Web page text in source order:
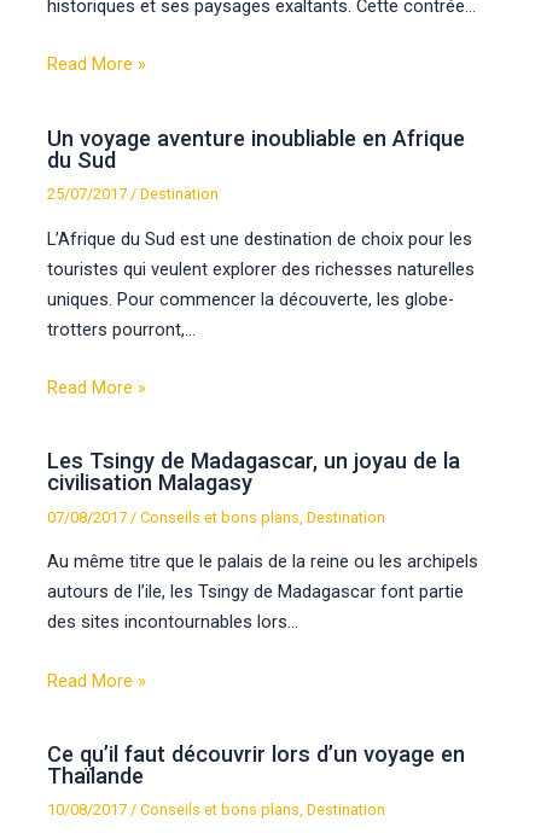
historiques et ses paysages exaltants. Cette contrée…
Read More »
Un voyage aventure inoubliable en Afrique
du Sud
25/07/2017 /Destination
L’Afrique du Sud est une destination de choix pour les
touristes qui veulent explorer des richesses naturelles
uniques. Pour commencer la découverte, les globe-
trotters pourront,…
Read More »
Les Tsingy de Madagascar, un joyau de la
civilisation Malagasy
07/08/2017 /Conseils et bons plans ,Destination
Au même titre que le palais de la reine ou les archipels
autours de l’ile, les Tsingy de Madagascar font partie
des sites incontournables lors…
Read More »
Ce qu’il faut découvrir lors d’un voyage en
Thaïlande
10/08/2017/Conseils et bons plans,Destination